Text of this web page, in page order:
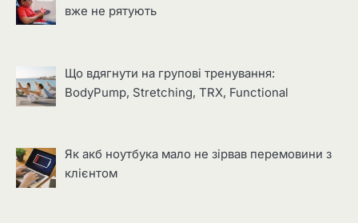
вже не рятують
Що вдягнути на групові тренування:
BodyPump, Stretching, TRX, Functional
Як акб ноутбука мало не зірвав перемовини з
клієнтом